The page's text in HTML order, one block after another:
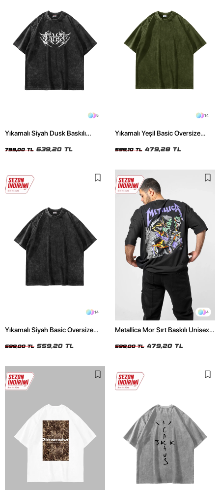
5
Yıkamalı Siyah Dusk Baskılı
799,00 TL 639,20 TL
14
Yıkamalı Yeşil Basic Oversize
599,10 TL 479,28 TL
14
Yıkamalı Siyah Basic Oversize
699,00 TL 559,20 TL
4
Metallica Mor Sırt Baskılı Unisex
599,00 TL 479,20 TL